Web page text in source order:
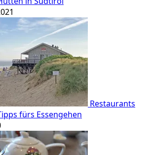
Restaurants
fürs Essengehen